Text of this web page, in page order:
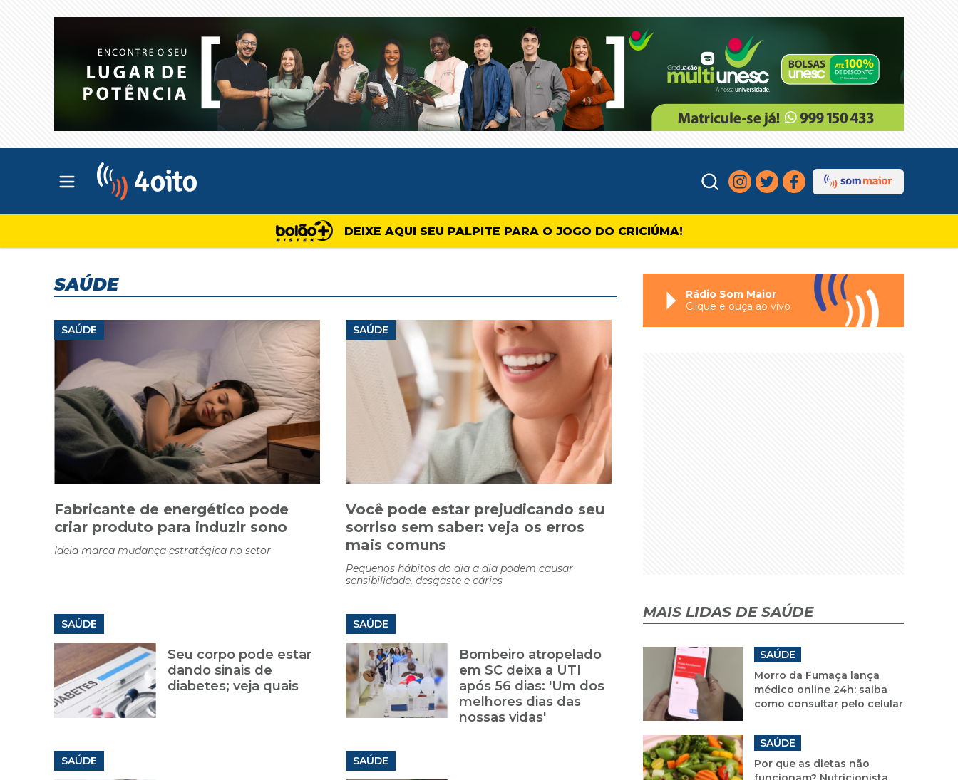
Abrir menu principal
DEIXE AQUI SEU PALPITE PARA O JOGO DO CRICIÚMA!
SAÚDE
SAÚDE
Fabricante de energético pode
criar produto para induzir sono
Ideia marca mudança estratégica no setor
SAÚDE
Você pode estar prejudicando seu
sorriso sem saber: veja os erros
mais comuns
Pequenos hábitos do dia a dia podem causar
sensibilidade, desgaste e cáries
SAÚDE
Seu corpo pode estar
dando sinais de
diabetes; veja quais
SAÚDE
Bombeiro atropelado
em SC deixa a UTI
após 56 dias: 'Um dos
melhores dias das
nossas vidas'
SAÚDE SAÚDE
Rádio Som Maior
Clique e ouça ao vivo
MAIS LIDAS DE SAÚDE
SAÚDE
Morro da Fumaça lança
médico online 24h: saiba
como consultar pelo celular
SAÚDE
Por que as dietas não